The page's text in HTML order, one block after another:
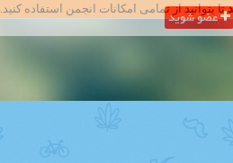
تا بتوانید از تمامی امکانات انجمن استفاده کنید.
عضو شوید